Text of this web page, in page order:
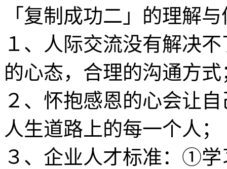
「复制成功二」的理解
１、人际交流没有解决
的心态，合理的沟通方式
２、怀抱感恩的心会让
人生道路上的每一个人；
３、企业人才标准：①